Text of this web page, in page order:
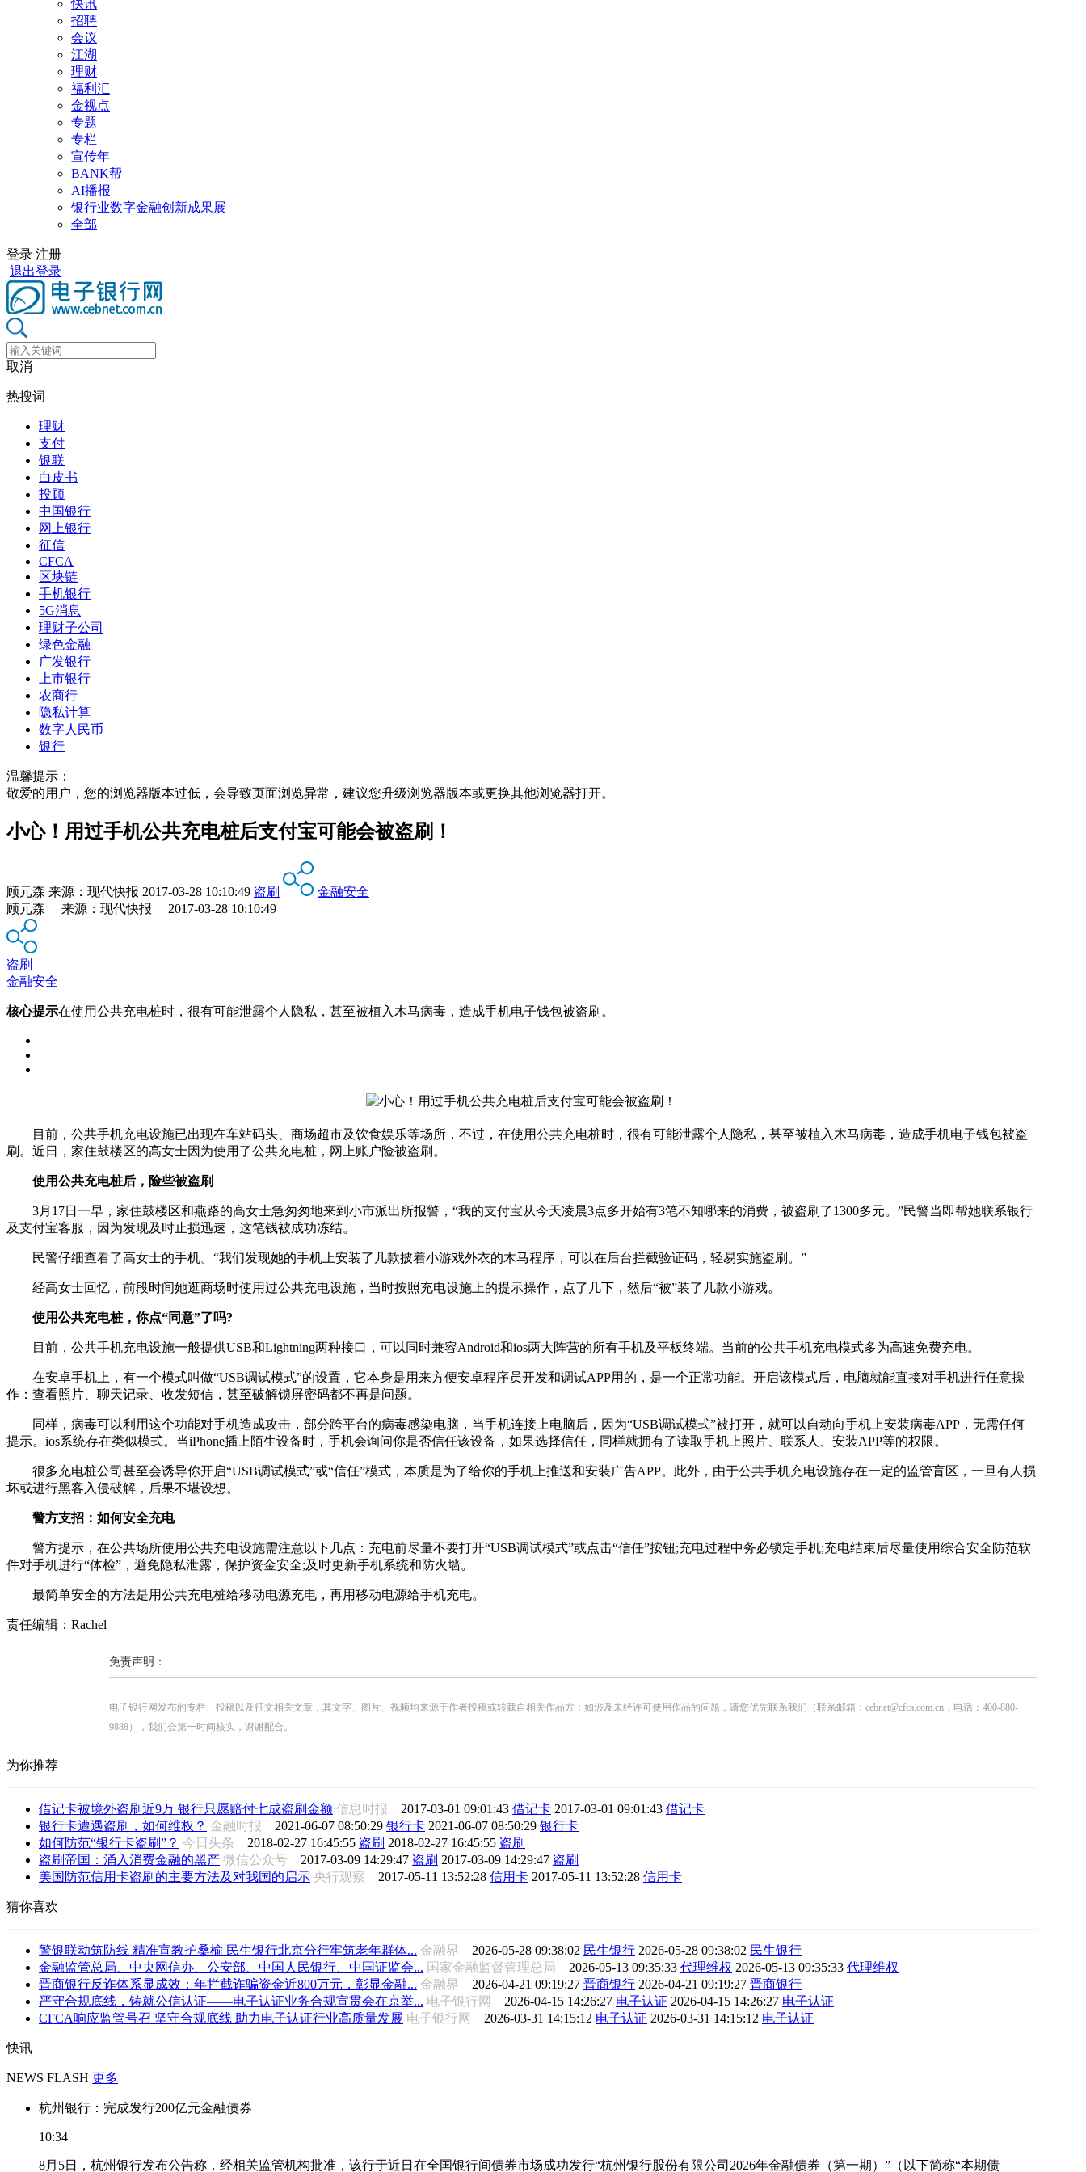
快讯
招聘
会议
江湖
理财
福利汇
金视点
专题
专栏
宣传年
BANK帮
AI播报
银行业数字金融创新成果展
全部
登录 注册
退出登录
取消
热搜词
理财
支付
银联
白皮书
投顾
中国银行
网上银行
征信
CFCA
区块链
手机银行
5G消息
理财子公司
绿色金融
广发银行
上市银行
农商行
隐私计算
数字人民币
银行
温馨提示：
敬爱的用户，您的浏览器版本过低，会导致页面浏览异常，建议您升级浏览器版本或更换其他浏览器打开。
小心！用过手机公共充电桩后支付宝可能会被盗刷！
顾元森 来源： 现代快报 2017-03-28 10:10:49 盗刷
金融安全
顾元森 来源：现代快报 2017-03-28 10:10:49
盗刷
金融安全
核心提示在使用公共充电桩时，很有可能泄露个人隐私，甚至被植入木马病毒，造成手机电子钱包被盗刷。
目前，公共手机充电设施已出现在车站码头、商场超市及饮食娱乐等场所，不过，在使用公共充电桩时，很有可能泄露个人隐私，甚至被植入木马病毒，造成手机电子钱包被盗
刷。近日，家住鼓楼区的高女士因为使用了公共充电桩，网上账户险被盗刷。
使用公共充电桩后，险些被盗刷
3月17日一早，家住鼓楼区和燕路的高女士急匆匆地来到小市派出所报警，“我的支付宝从今天凌晨3点多开始有3笔不知哪来的消费，被盗刷了1300多元。”民警当即帮她联系银行
及支付宝客服，因为发现及时止损迅速，这笔钱被成功冻结。
民警仔细查看了高女士的手机。“我们发现她的手机上安装了几款披着小游戏外衣的木马程序，可以在后台拦截验证码，轻易实施盗刷。”
经高女士回忆，前段时间她逛商场时使用过公共充电设施，当时按照充电设施上的提示操作，点了几下，然后“被”装了几款小游戏。
使用公共充电桩，你点“同意”了吗?
目前，公共手机充电设施一般提供USB和Lightning两种接口，可以同时兼容Android和ios两大阵营的所有手机及平板终端。当前的公共手机充电模式多为高速免费充电。
在安卓手机上，有一个模式叫做“USB调试模式”的设置，它本身是用来方便安卓程序员开发和调试APP用的，是一个正常功能。开启该模式后，电脑就能直接对手机进行任意操
作：查看照片、聊天记录、收发短信，甚至破解锁屏密码都不再是问题。
同样，病毒可以利用这个功能对手机造成攻击，部分跨平台的病毒感染电脑，当手机连接上电脑后，因为“USB调试模式”被打开，就可以自动向手机上安装病毒APP，无需任何
提示。ios系统存在类似模式。当iPhone插上陌生设备时，手机会询问你是否信任该设备，如果选择信任，同样就拥有了读取手机上照片、联系人、安装APP等的权限。
很多充电桩公司甚至会诱导你开启“USB调试模式”或“信任”模式，本质是为了给你的手机上推送和安装广告APP。此外，由于公共手机充电设施存在一定的监管盲区，一旦有人损
坏或进行黑客入侵破解，后果不堪设想。
警方支招：如何安全充电
警方提示，在公共场所使用公共充电设施需注意以下几点：充电前尽量不要打开“USB调试模式”或点击“信任”按钮;充电过程中务必锁定手机;充电结束后尽量使用综合安全防范软
件对手机进行“体检”，避免隐私泄露，保护资金安全;及时更新手机系统和防火墙。
最简单安全的方法是用公共充电桩给移动电源充电，再用移动电源给手机充电。
责任编辑：Rachel
免责声明：
电子银行网发布的专栏、投稿以及征文相关文章，其文字、图片、视频均来源于作者投稿或转载自相关作品方；如涉及未经许可使用作品的问题，请您优先联系我们（联系邮箱：cebnet@cfca.com.cn，电话：400-880-
9888），我们会第一时间核实，谢谢配合。
为你推荐
借记卡被境外盗刷近9万 银行只愿赔付七成盗刷金额 信息时报 2017-03-01 09:01:43 借记卡 2017-03-01 09:01:43 借记卡
银行卡遭遇盗刷，如何维权？ 金融时报 2021-06-07 08:50:29 银行卡 2021-06-07 08:50:29 银行卡
如何防范“银行卡盗刷”？ 今日头条 2018-02-27 16:45:55 盗刷 2018-02-27 16:45:55 盗刷
盗刷帝国：涌入消费金融的黑产 微信公众号 2017-03-09 14:29:47 盗刷 2017-03-09 14:29:47 盗刷
美国防范信用卡盗刷的主要方法及对我国的启示 央行观察 2017-05-11 13:52:28 信用卡 2017-05-11 13:52:28 信用卡
猜你喜欢
警银联动筑防线 精准宣教护桑榆 民生银行北京分行牢筑老年群体... 金融界 2026-05-28 09:38:02 民生银行 2026-05-28 09:38:02 民生银行
金融监管总局、中央网信办、公安部、中国人民银行、中国证监会... 国家金融监督管理总局 2026-05-13 09:35:33 代理维权 2026-05-13 09:35:33 代理维权
晋商银行反诈体系显成效：年拦截诈骗资金近800万元，彰显金融... 金融界 2026-04-21 09:19:27 晋商银行 2026-04-21 09:19:27 晋商银行
严守合规底线，铸就公信认证——电子认证业务合规宣贯会在京举... 电子银行网 2026-04-15 14:26:27 电子认证 2026-04-15 14:26:27 电子认证
CFCA响应监管号召 坚守合规底线 助力电子认证行业高质量发展 电子银行网 2026-03-31 14:15:12 电子认证 2026-03-31 14:15:12 电子认证
快讯
NEWS FLASH 更多
杭州银行：完成发行200亿元金融债券
10:34
8月5日，杭州银行发布公告称，经相关监管机构批准，该行于近日在全国银行间债券市场成功发行“杭州银行股份有限公司2026年金融债券（第一期）”（以下简称“本期债